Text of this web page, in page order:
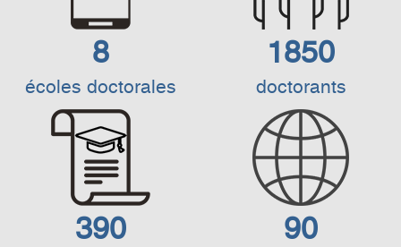
8
écoles doctorales
1850
doctorants
390 90